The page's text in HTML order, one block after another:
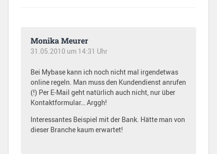
Monika Meurer
31.05.2010 um 14:31 Uhr
Bei Mybase kann ich noch nicht mal irgendetwas
online regeln. Man muss den Kundendienst anrufen
(!) Per E-Mail geht natürlich auch nicht, nur über
Kontaktformular… Arggh!
Interessantes Beispiel mit der Bank. Hätte man von
dieser Branche kaum erwartet!